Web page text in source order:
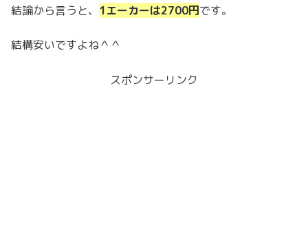
結論から言うと、 1エーカーは2700円です。
結構安いですよね＾＾
スポンサーリンク